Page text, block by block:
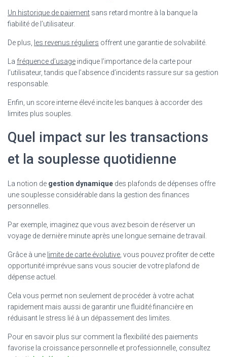
Un historique de paiement sans retard montre à la banque la
fiabilité de l’utilisateur.
De plus, les revenus réguliers offrent une garantie de solvabilité.
La fréquence d’usage indique l’importance de la carte pour
l’utilisateur, tandis que l’absence d’incidents rassure sur sa gestion
responsable.
Enfin, un score interne élevé incite les banques à accorder des
limites plus souples.
Quel impact sur les transactions
et la souplesse quotidienne
La notion de gestion dynamique des plafonds de dépenses offre
une souplesse considérable dans la gestion des finances
personnelles.
Par exemple, imaginez que vous avez besoin de réserver un
voyage de dernière minute après une longue semaine de travail.
Grâce à une limite de carte évolutive , vous pouvez profiter de cette
opportunité imprévue sans vous soucier de votre plafond de
dépense actuel.
Cela vous permet non seulement de procéder à votre achat
rapidement mais aussi de garantir une fluidité financière en
réduisant le stress lié à un dépassement des limites.
Pour en savoir plus sur comment la flexibilité des paiements
favorise la croissance personnelle et professionnelle, consultez